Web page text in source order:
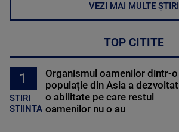
VEZI MAI MULTE ȘTIRI
TOP CITITE
1
STIRI
STIINTA
Organismul oamenilor dintr-o
populație din Asia a dezvoltat
o abilitate pe care restul
oamenilor nu o au